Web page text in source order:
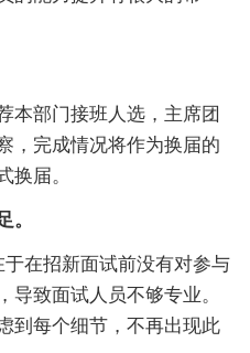
本部门接班人选，主席团
，完成情况将作为换届的
换届。
。
在招新面试前没有对参与
导致面试人员不够专业。
到每个细节，不再出现此